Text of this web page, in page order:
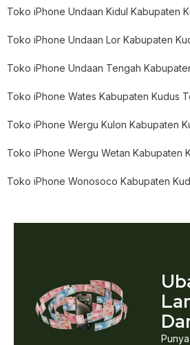
Toko iPhone Undaan Kidul Kabupaten
Toko iPhone Undaan Lor Kabupaten
Toko iPhone Undaan Tengah
Toko iPhone Wates Kabupaten Kudus
Toko iPhone Wergu Kulon Kabupaten
Toko iPhone Wergu Wetan Kabupaten
Toko iPhone Wonosoco Kabupaten